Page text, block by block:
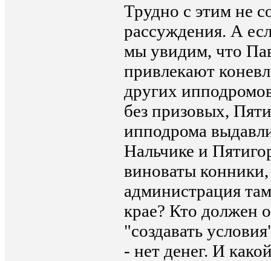
Трудно с этим не
рассуждения. А
мы увидим, что
привлекают
других
без призовых,
ипподрома
Нальчике и
виноваты
администрация
крае? Кто должен
"создавать
- нет денег. И